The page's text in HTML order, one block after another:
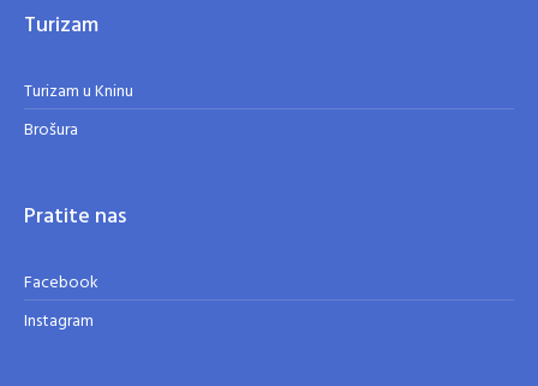
Turizam
Turizam u Kninu
Brošura
Pratite nas
Facebook
Instagram